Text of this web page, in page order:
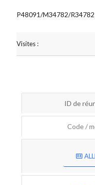
P48091/M34782/R34782
Visites :
ID de
Code /